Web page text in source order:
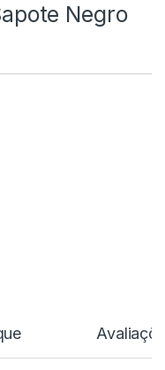
Negro